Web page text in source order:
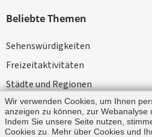
Beliebte Themen
Sehenswürdigkeiten
Freizeitaktivitäten
Städte und Regionen
Kameltouren
News
Wir verwenden Cookies, um Ihnen
anzeigen zu können, zur Webanalyse
Indem Sie unsere Seite nutzen,
Cookies zu. Mehr über Cookies und